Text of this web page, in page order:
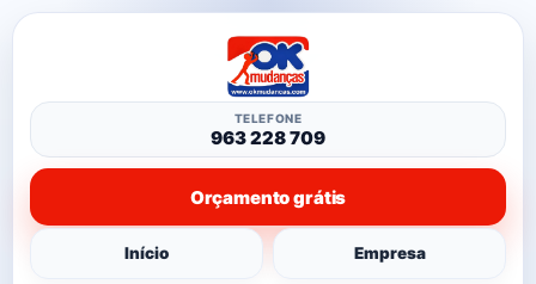
Início Empresa
TELEFONE
963 228 709
Orçamento grátis